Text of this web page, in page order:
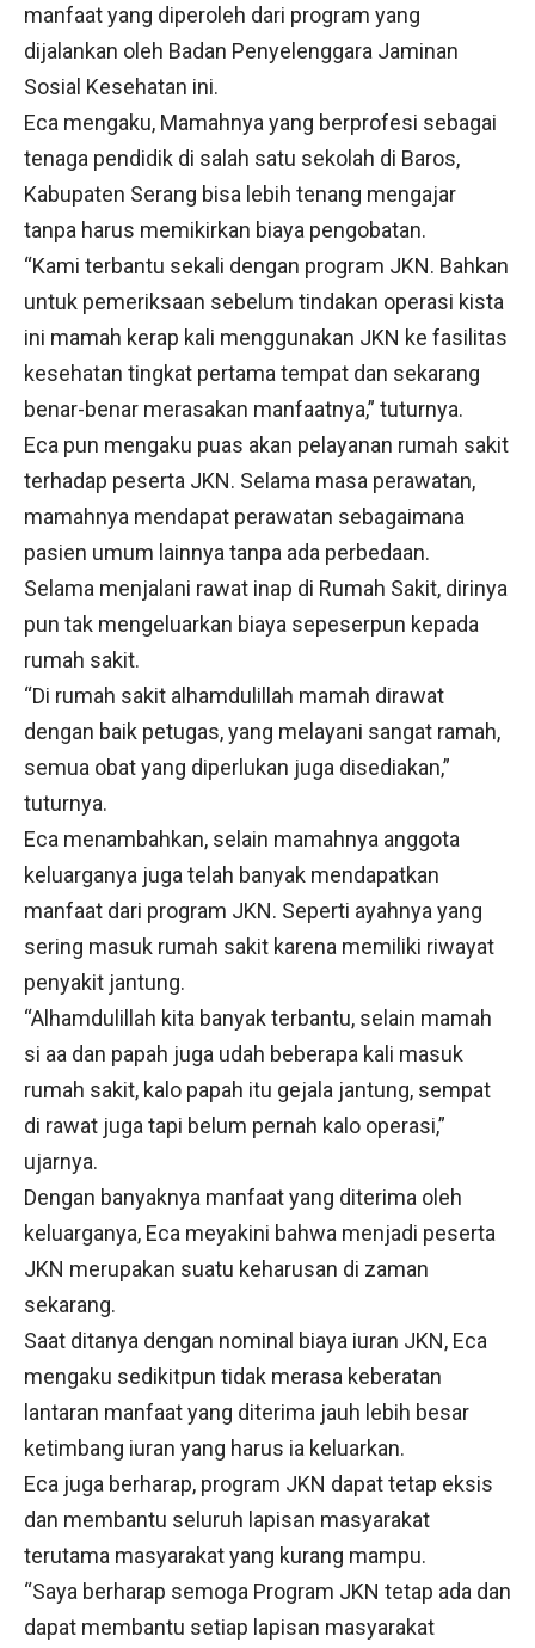
manfaat yang diperoleh dari program yang
dijalankan oleh Badan Penyelenggara Jaminan
Sosial Kesehatan ini.
Eca mengaku, Mamahnya yang berprofesi sebagai
tenaga pendidik di salah satu sekolah di Baros,
Kabupaten Serang bisa lebih tenang mengajar
tanpa harus memikirkan biaya pengobatan.
“Kami terbantu sekali dengan program JKN. Bahkan
untuk pemeriksaan sebelum tindakan operasi kista
ini mamah kerap kali menggunakan JKN ke fasilitas
kesehatan tingkat pertama tempat dan sekarang
benar-benar merasakan manfaatnya,” tuturnya.
Eca pun mengaku puas akan pelayanan rumah sakit
terhadap peserta JKN. Selama masa perawatan,
mamahnya mendapat perawatan sebagaimana
pasien umum lainnya tanpa ada perbedaan.
Selama menjalani rawat inap di Rumah Sakit, dirinya
pun tak mengeluarkan biaya sepeserpun kepada
rumah sakit.
“Di rumah sakit alhamdulillah mamah dirawat
dengan baik petugas, yang melayani sangat ramah,
semua obat yang diperlukan juga disediakan,”
tuturnya.
Eca menambahkan, selain mamahnya anggota
keluarganya juga telah banyak mendapatkan
manfaat dari program JKN. Seperti ayahnya yang
sering masuk rumah sakit karena memiliki riwayat
penyakit jantung.
“Alhamdulillah kita banyak terbantu, selain mamah
si aa dan papah juga udah beberapa kali masuk
rumah sakit, kalo papah itu gejala jantung, sempat
di rawat juga tapi belum pernah kalo operasi,”
ujarnya.
Dengan banyaknya manfaat yang diterima oleh
keluarganya, Eca meyakini bahwa menjadi peserta
JKN merupakan suatu keharusan di zaman
sekarang.
Saat ditanya dengan nominal biaya iuran JKN, Eca
mengaku sedikitpun tidak merasa keberatan
lantaran manfaat yang diterima jauh lebih besar
ketimbang iuran yang harus ia keluarkan.
Eca juga berharap, program JKN dapat tetap eksis
dan membantu seluruh lapisan masyarakat
terutama masyarakat yang kurang mampu.
“Saya berharap semoga Program JKN tetap ada dan
dapat membantu setiap lapisan masyarakat